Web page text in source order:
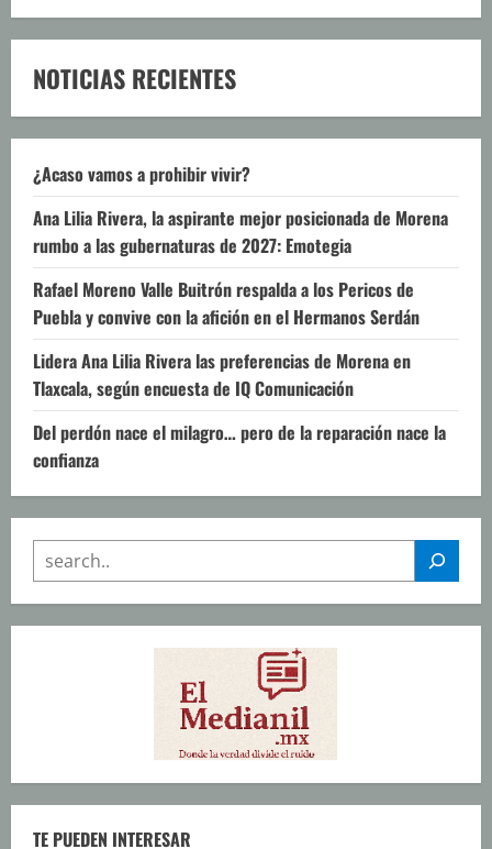
NOTICIAS RECIENTES
¿Acaso vamos a prohibir vivir?
Ana Lilia Rivera, la aspirante mejor posicionada de Morena
rumbo a las gubernaturas de 2027: Emotegia
Rafael Moreno Valle Buitrón respalda a los Pericos de
Puebla y convive con la afición en el Hermanos Serdán
Lidera Ana Lilia Rivera las preferencias de Morena en
Tlaxcala, según encuesta de IQ Comunicación
Del perdón nace el milagro… pero de la reparación nace la
confianza
TE PUEDEN INTERESAR